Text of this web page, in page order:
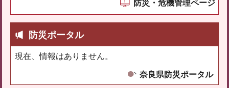
防災・危機管理ページ
防災ポータル
現在、情報はありません。
奈良県防災ポータル